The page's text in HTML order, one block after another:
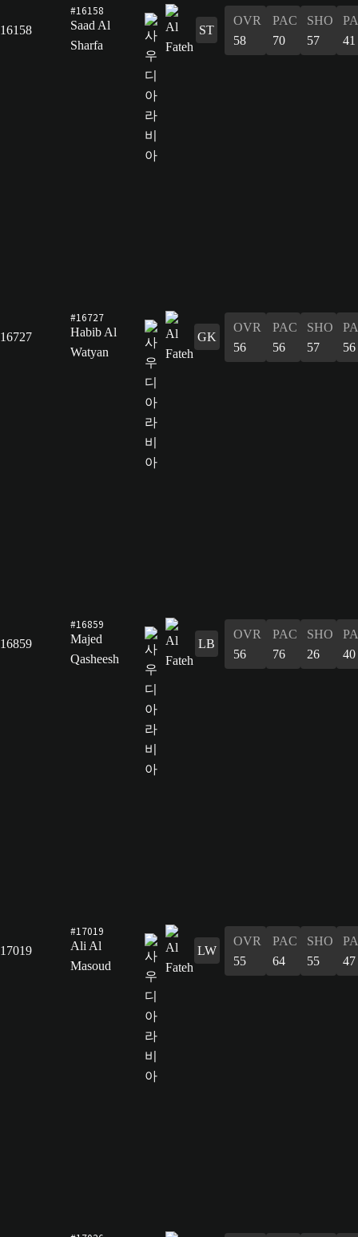
16158
#16158
Saad Al
Sharfa
ST
OVR
58
PAC
70
SHO
57
41
16727
#16727
Habib Al
Watyan
GK
OVR
56
PAC
56
SHO
57
56
16859
#16859
Majed
Qasheesh
LB
OVR
56
PAC
76
SHO
26
40
17019
#17019
Ali Al
Masoud
LW
OVR
55
PAC
64
SHO
55
47